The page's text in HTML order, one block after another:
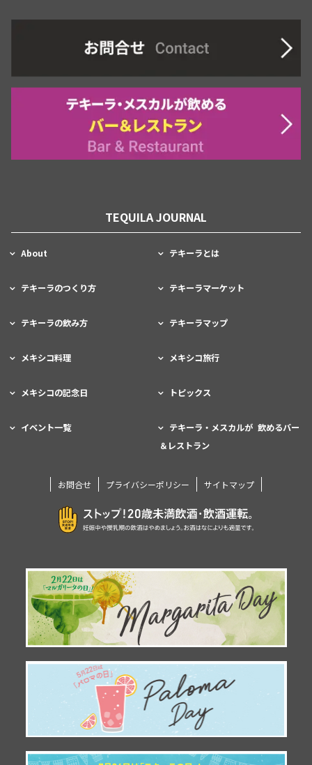
TEQUILA JOURNAL
About テキーラとは
テキーラのつくり方 テキーラマーケット
テキーラの飲み方 テキーラマップ
メキシコ料理 メキシコ旅行
メキシコの記念日 トピックス
イベント一覧
テキーラ・メスカルが 飲めるバー
＆レストラン
お問合せ プライバシーポリシー サイトマップ